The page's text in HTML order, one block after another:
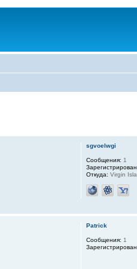
sgvoelwgi
Сообщения: 1
Откуда: Virgin
Patrick
Сообщения: 1